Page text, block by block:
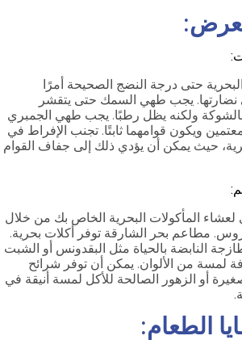
حتى درجة النضج الصحيحة أمرًا
نضارتها. يجب طهي السمك حتى يتقشر
بالشوكة ولكنه يظل رطبًا. يجب طهي الجمبري
ويكون قوامهما ثابتًا. تجنب الإفراط في
حيث يمكن أن يؤدي ذلك إلى جفاف القوام
المأكولات البحرية الخاص بك من خلال
مطاعم بحر الشارقة توفر أكلات بحرية.
النابضة بالحياة مثل البقدونس أو الشبت
لمسة من الألوان. يمكن أن توفر شرائح
أو الزهور الصالحة للأكل لمسة أنيقة في
الطعام: